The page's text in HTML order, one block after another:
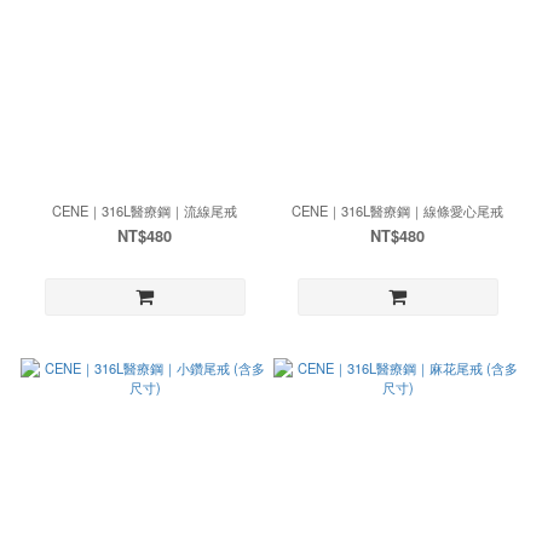
CENE｜316L醫療鋼｜流線尾戒
NT$480
CENE｜316L醫療鋼｜線條愛心尾戒
NT$480